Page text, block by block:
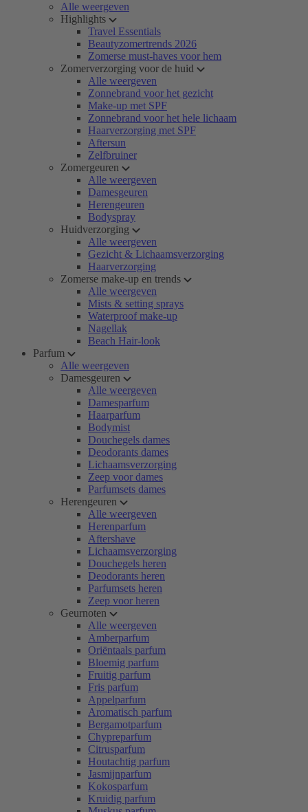
Alle weergeven
Highlights
Travel Essentials
Beautyzomertrends 2026
Zomerse must-haves voor hem
Zomerverzorging voor de huid
Alle weergeven
Zonnebrand voor het gezicht
Make-up met SPF
Zonnebrand voor het hele lichaam
Haarverzorging met SPF
Aftersun
Zelfbruiner
Zomergeuren
Alle weergeven
Damesgeuren
Herengeuren
Bodyspray
Huidverzorging
Alle weergeven
Gezicht & Lichaamsverzorging
Haarverzorging
Zomerse make-up en trends
Alle weergeven
Mists & setting sprays
Waterproof make-up
Nagellak
Beach Hair-look
Parfum
Alle weergeven
Damesgeuren
Alle weergeven
Damesparfum
Haarparfum
Bodymist
Douchegels dames
Deodorants dames
Lichaamsverzorging
Zeep voor dames
Parfumsets dames
Herengeuren
Alle weergeven
Herenparfum
Aftershave
Lichaamsverzorging
Douchegels heren
Deodorants heren
Parfumsets heren
Zeep voor heren
Geurnoten
Alle weergeven
Amberparfum
Oriëntaals parfum
Bloemig parfum
Fruitig parfum
Fris parfum
Appelparfum
Aromatisch parfum
Bergamotparfum
Chypreparfum
Citrusparfum
Houtachtig parfum
Jasmijnparfum
Kokosparfum
Kruidig parfum